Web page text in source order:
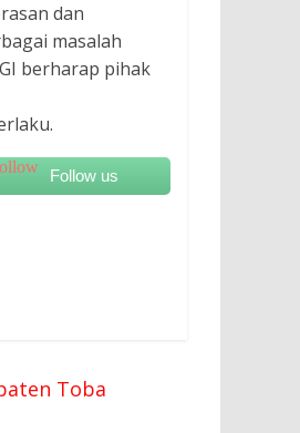
dan
masalah
berharap pihak
Follow us
Toba